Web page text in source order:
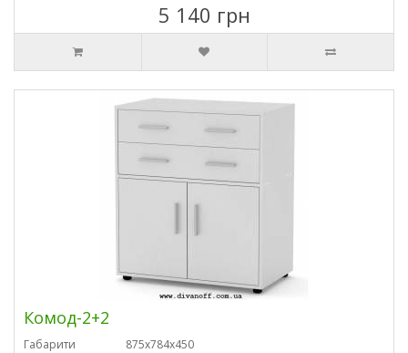
5 140 грн
Комод-2+2
Габарити 875х784х450